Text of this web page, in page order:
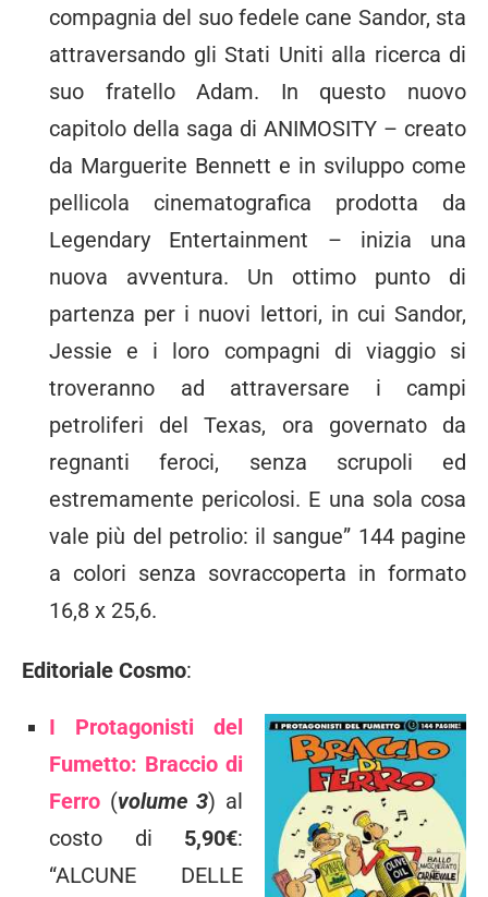
compagnia del suo fedele cane Sandor, sta
attraversando gli Stati Uniti alla ricerca di
suo fratello Adam. In questo nuovo
capitolo della saga di ANIMOSITY – creato
da Marguerite Bennett e in sviluppo come
pellicola cinematografica prodotta da
Legendary Entertainment – inizia una
nuova avventura. Un ottimo punto di
partenza per i nuovi lettori, in cui Sandor,
Jessie e i loro compagni di viaggio si
troveranno ad attraversare i campi
petroliferi del Texas, ora governato da
regnanti feroci, senza scrupoli ed
estremamente pericolosi. E una sola cosa
vale più del petrolio: il sangue” 144 pagine
a colori senza sovraccoperta in formato
16,8 x 25,6.
Editoriale Cosmo:
I Protagonisti del
Fumetto: Braccio di
Ferro (volume 3) al
costo di 5,90€:
“ALCUNE DELLE